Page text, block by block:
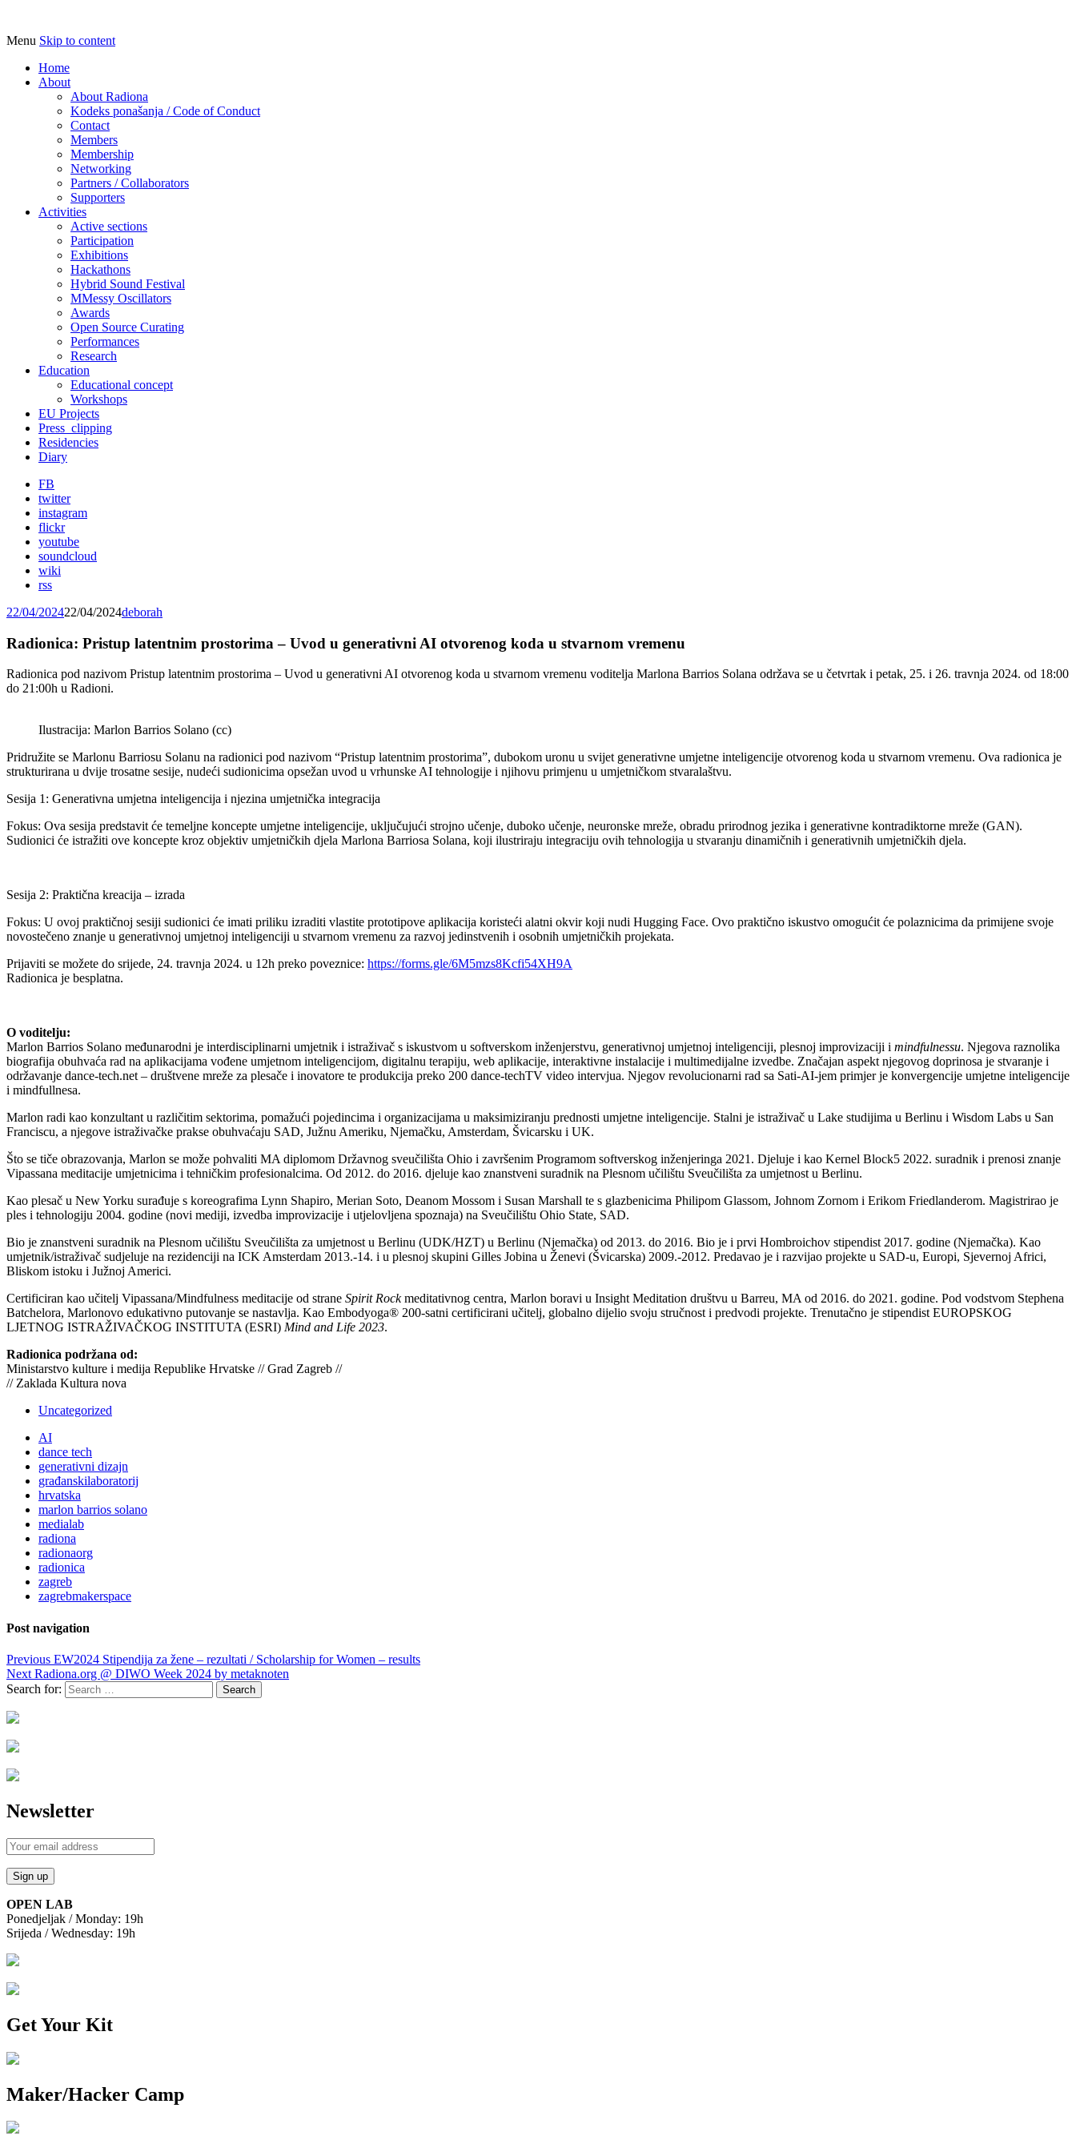
Radiona
Udruga za razvoj ‘uradi sam’ kulture // Association for Development of 'do-it-yourself' Culture – Makerspace
Menu Skip to content
Home
About
About Radiona
Kodeks ponašanja / Code of Conduct
Contact
Members
Membership
Networking
Partners / Collaborators
Supporters
Activities
Active sections
Participation
Exhibitions
Hackathons
Hybrid Sound Festival
MMessy Oscillators
Awards
Open Source Curating
Performances
Research
Education
Educational concept
Workshops
EU Projects
Press_clipping
Residencies
Diary
FB
twitter
instagram
flickr
youtube
soundcloud
wiki
rss
22/04/202422/04/2024deborah
Radionica: Pristup latentnim prostorima – Uvod u generativni AI otvorenog koda u stvarnom vremenu
Radionica pod nazivom Pristup latentnim prostorima – Uvod u generativni AI otvorenog koda u stvarnom vremenu voditelja Marlona Barrios Solana održava se u četvrtak i petak, 25. i 26. travnja 2024. od 18:00
do 21:00h u Radioni.
Ilustracija: Marlon Barrios Solano (cc)
Pridružite se Marlonu Barriosu Solanu na radionici pod nazivom “Pristup latentnim prostorima”, dubokom uronu u svijet generativne umjetne inteligencije otvorenog koda u stvarnom vremenu. Ova radionica je
strukturirana u dvije trosatne sesije, nudeći sudionicima opsežan uvod u vrhunske AI tehnologije i njihovu primjenu u umjetničkom stvaralaštvu.
Sesija 1: Generativna umjetna inteligencija i njezina umjetnička integracija
Fokus: Ova sesija predstavit će temeljne koncepte umjetne inteligencije, uključujući strojno učenje, duboko učenje, neuronske mreže, obradu prirodnog jezika i generativne kontradiktorne mreže (GAN).
Sudionici će istražiti ove koncepte kroz objektiv umjetničkih djela Marlona Barriosa Solana, koji ilustriraju integraciju ovih tehnologija u stvaranju dinamičnih i generativnih umjetničkih djela.
Sesija 2: Praktična kreacija – izrada
Fokus: U ovoj praktičnoj sesiji sudionici će imati priliku izraditi vlastite prototipove aplikacija koristeći alatni okvir koji nudi Hugging Face. Ovo praktično iskustvo omogućit će polaznicima da primijene svoje
novostečeno znanje u generativnoj umjetnoj inteligenciji u stvarnom vremenu za razvoj jedinstvenih i osobnih umjetničkih projekata.
Prijaviti se možete do srijede, 24. travnja 2024. u 12h preko poveznice: https://forms.gle/6M5mzs8Kcfi54XH9A
Radionica je besplatna.
O voditelju:
Marlon Barrios Solano međunarodni je interdisciplinarni umjetnik i istraživač s iskustvom u softverskom inženjerstvu, generativnoj umjetnoj inteligenciji, plesnoj improvizaciji i mindfulnessu. Njegova raznolika
biografija obuhvaća rad na aplikacijama vođene umjetnom inteligencijom, digitalnu terapiju, web aplikacije, interaktivne instalacije i multimedijalne izvedbe. Značajan aspekt njegovog doprinosa je stvaranje i
održavanje dance-tech.net – društvene mreže za plesače i inovatore te produkcija preko 200 dance-techTV video intervjua. Njegov revolucionarni rad sa Sati-AI-jem primjer je konvergencije umjetne inteligencije
i mindfullnesa.
Marlon radi kao konzultant u različitim sektorima, pomažući pojedincima i organizacijama u maksimiziranju prednosti umjetne inteligencije. Stalni je istraživač u Lake studijima u Berlinu i Wisdom Labs u San
Franciscu, a njegove istraživačke prakse obuhvaćaju SAD, Južnu Ameriku, Njemačku, Amsterdam, Švicarsku i UK.
Što se tiče obrazovanja, Marlon se može pohvaliti MA diplomom Državnog sveučilišta Ohio i završenim Programom softverskog inženjeringa 2021. Djeluje i kao Kernel Block5 2022. suradnik i prenosi znanje
Vipassana meditacije umjetnicima i tehničkim profesionalcima. Od 2012. do 2016. djeluje kao znanstveni suradnik na Plesnom učilištu Sveučilišta za umjetnost u Berlinu.
Kao plesač u New Yorku surađuje s koreografima Lynn Shapiro, Merian Soto, Deanom Mossom i Susan Marshall te s glazbenicima Philipom Glassom, Johnom Zornom i Erikom Friedlanderom. Magistrirao je
ples i tehnologiju 2004. godine (novi mediji, izvedba improvizacije i utjelovljena spoznaja) na Sveučilištu Ohio State, SAD.
Bio je znanstveni suradnik na Plesnom učilištu Sveučilišta za umjetnost u Berlinu (UDK/HZT) u Berlinu (Njemačka) od 2013. do 2016. Bio je i prvi Hombroichov stipendist 2017. godine (Njemačka). Kao
umjetnik/istraživač sudjeluje na rezidenciji na ICK Amsterdam 2013.-14. i u plesnoj skupini Gilles Jobina u Ženevi (Švicarska) 2009.-2012. Predavao je i razvijao projekte u SAD-u, Europi, Sjevernoj Africi,
Bliskom istoku i Južnoj Americi.
Certificiran kao učitelj Vipassana/Mindfulness meditacije od strane Spirit Rockmeditativnog centra, Marlon boravi u Insight Meditation društvu u Barreu, MA od 2016. do 2021. godine. Pod vodstvom Stephena
Batchelora, Marlonovo edukativno putovanje se nastavlja. Kao Embodyoga® 200-satni certificirani učitelj, globalno dijelio svoju stručnost i predvodi projekte. Trenutačno je stipendist EUROPSKOG
LJETNOG ISTRAŽIVAČKOG INSTITUTA (ESRI) Mind and Life 2023.
Radionica podržana od:
Ministarstvo kulture i medija Republike Hrvatske // Grad Zagreb //
// Zaklada Kultura nova
Uncategorized
AI
dance tech
generativni dizajn
građanskilaboratorij
hrvatska
marlon barrios solano
medialab
radiona
radionaorg
radionica
zagreb
zagrebmakerspace
Post navigation
Previous EW2024 Stipendija za žene – rezultati / Scholarship for Women – results
Next Radiona.org @ DIWO Week 2024 by metaknoten
Search for:
Newsletter
OPEN LAB
Ponedjeljak / Monday: 19h
Srijeda / Wednesday: 19h
Get Your Kit
Maker/Hacker Camp